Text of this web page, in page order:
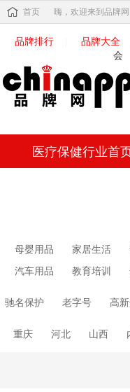
首页 嗨，欢迎来到品牌网
品牌排行 品牌大全
会
医疗保健行业首
母婴用品 家居生活
汽车用品 教育培训
驰名保护 老字号 高
重庆 河北 山西